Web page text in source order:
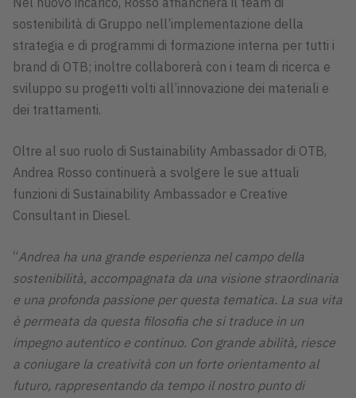
sostenibilità di Gruppo nell’implementazione della
strategia e di programmi di formazione interna per tutti i
brand di OTB; inoltre collaborerà con i team di ricerca e
sviluppo su progetti volti all’innovazione dei materiali e
dei trattamenti.
Oltre al suo ruolo di Sustainability Ambassador di OTB,
Andrea Rosso continuerà a svolgere le sue attuali
funzioni di Sustainability Ambassador e Creative
Consultant in Diesel.
“Andrea ha una grande esperienza nel campo della
sostenibilità, accompagnata da una visione straordinaria
e una profonda passione per questa tematica. La sua vita
è permeata da questa filosofia che si traduce in un
impegno autentico e continuo. Con grande abilità, riesce
a coniugare la creatività con un forte orientamento al
futuro, rappresentando da tempo il nostro punto di